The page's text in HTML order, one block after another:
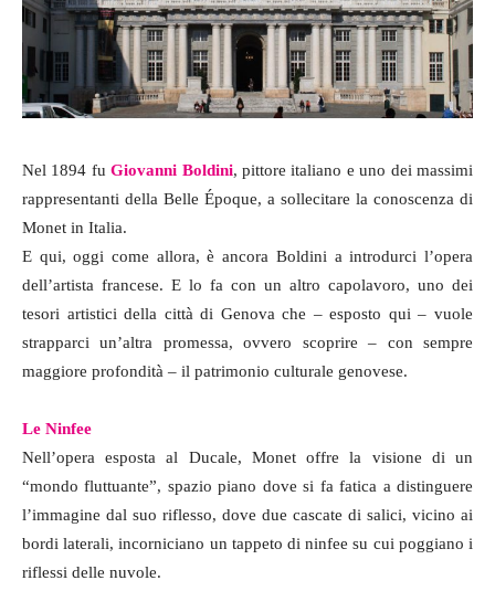
Nel 1894 fuGiovanni Boldini, pittore italiano e uno dei massimi
rappresentanti della Belle Époque, a sollecitare la conoscenza di
Monet in Italia.
E qui, oggi come allora, è ancora Boldini a introdurci l’opera
dell’artista francese. E lo fa con un altro capolavoro, uno dei
tesori artistici della città di Genova che – esposto qui – vuole
strapparci un’altra promessa, ovvero scoprire – con sempre
maggiore profondità – il patrimonio culturale genovese.
Le Ninfee
Nell’opera esposta al Ducale, Monet offre la visione di un
“mondo fluttuante”, spazio piano dove si fa fatica a distinguere
l’immagine dal suo riflesso, dove due cascate di salici, vicino ai
bordi laterali, incorniciano un tappeto di ninfee su cui poggiano i
riflessi delle nuvole.